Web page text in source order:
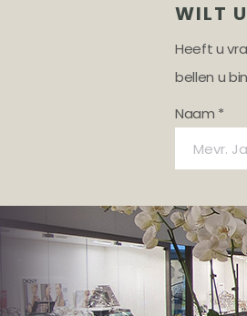
WILT
Heeft u
bellen u
Naam *